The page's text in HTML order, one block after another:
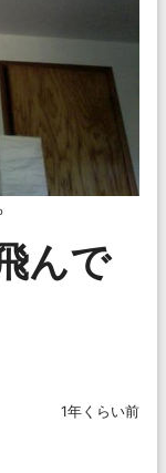
んで
1年くらい前